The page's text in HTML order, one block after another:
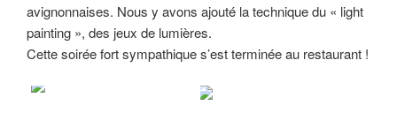
avignonnaises. Nous y avons ajouté la technique du « light
painting », des jeux de lumières.
Cette soirée fort sympathique s’est terminée au restaurant !